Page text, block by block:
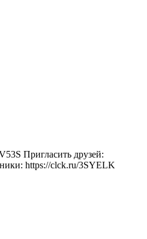
Пригласить друзей:
https://clck.ru/3SYELK